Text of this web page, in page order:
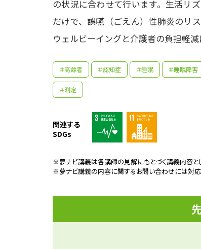
の状況に合わせて行います。生活リ
だけで、誤嚥（ごえん）性肺炎のリ
ウェルビーイングと介護者の負担軽
＃高齢者 ＃認知症 ＃睡眠 ＃睡眠障害
＃測定
関連する
SDGs
※夢ナビ講義は各講師の見解にもとづく講義内容と
※夢ナビ講義の内容に関するお問い合わせには対応
参考資料